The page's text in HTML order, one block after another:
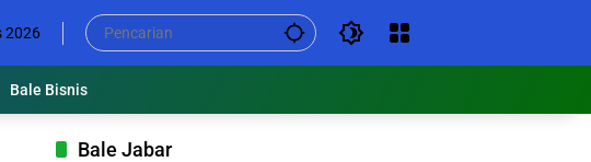
2026
Bale Bisnis
Bale Jabar